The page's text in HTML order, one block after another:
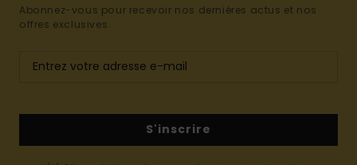
Abonnez-vous pour recevoir nos dernières actus et nos
offres exclusives.
S'inscrire